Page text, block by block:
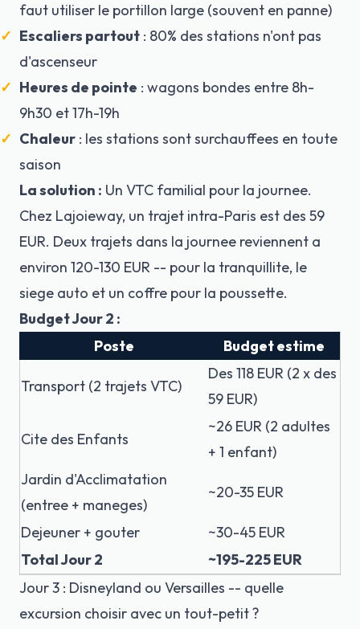
faut utiliser le portillon large (souvent en panne)
Escaliers partout : 80% des stations n'ont pas
d'ascenseur
Heures de pointe : wagons bondes entre 8h-
9h30 et 17h-19h
Chaleur : les stations sont surchauffees en toute
saison
La solution : Un VTC familial pour la journee.
Chez Lajoieway, un trajet intra-Paris est des 59
EUR. Deux trajets dans la journee reviennent a
environ 120-130 EUR -- pour la tranquillite, le
siege auto et un coffre pour la poussette.
Budget Jour 2 :
Poste
Budget estime
Transport (2 trajets VTC)
Des 118 EUR (2 x des
59 EUR)
Cite des Enfants
~26 EUR (2 adultes
+ 1 enfant)
Jardin d'Acclimatation
(entree + maneges)
~20-35 EUR
Dejeuner + gouter
~30-45 EUR
Total Jour 2
~195-225 EUR
Jour 3 : Disneyland ou Versailles -- quelle
excursion choisir avec un tout-petit ?